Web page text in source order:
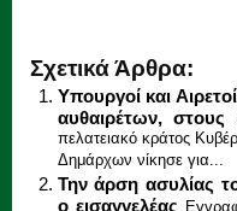
Σχετικά Άρθρα:
Υπουργοί και
αυθαιρέτων, στους
πελατειακό κράτος
Δημάρχων νίκησε για...
Την άρση ασυλίας
ο εισαγγελέας